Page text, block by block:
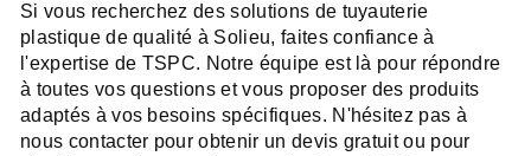
Si vous recherchez des solutions de tuyauterie
plastique de qualité à Solieu, faites confiance à
l'expertise de TSPC. Notre équipe est là pour répondre
à toutes vos questions et vous proposer des produits
adaptés à vos besoins spécifiques. N'hésitez pas à
nous contacter pour obtenir un devis gratuit ou pour